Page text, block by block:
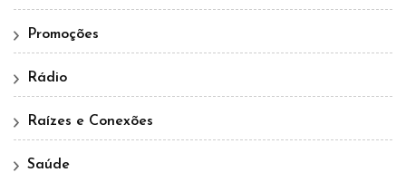
Promoções
Rádio
Raízes e Conexões
Saúde